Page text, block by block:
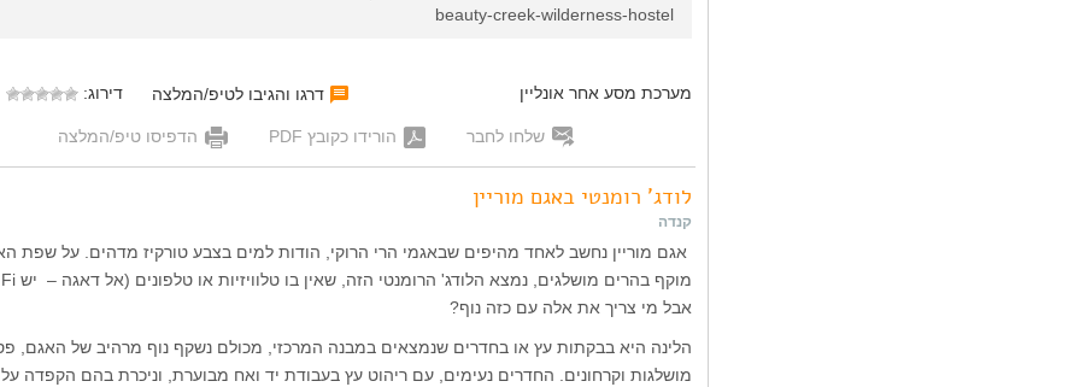
beauty-creek-wilderness-hostel
מערכת מסע אחר אונליין דרגו והגיבו לטיפ/המלצה דירוג:
שלחו לחבר הורידו כקובץ PDF הדפיסו טיפ/המלצה
לודג' רומנטי באגם מוריין
קנדה
אגם מוריין נחשב לאחד מהיפים שבאגמי הרי הרוקי, הודות למים בצבע טורקיז מדהים. על שפת
אבל מי צריך את אלה עם כזה נוף?
הלינה היא בבקתות עץ או בחדרים שנמצאים במבנה המרכזי, מכולם נשקף נוף מרהיב של האגם,
מושלגות וקרחונים. החדרים נעימים, עם ריהוט עץ בעבודת יד ואח מבוערת, וניכרת בהם הקפדה על